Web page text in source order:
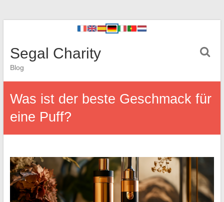
Segal Charity
Blog
Was ist der beste Geschmack für
eine Puff?